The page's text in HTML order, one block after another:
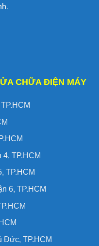
CHỮA ĐIỆN MÁY
4, TP.HCM
TP.HCM
6, TP.HCM
Đức, TP.HCM